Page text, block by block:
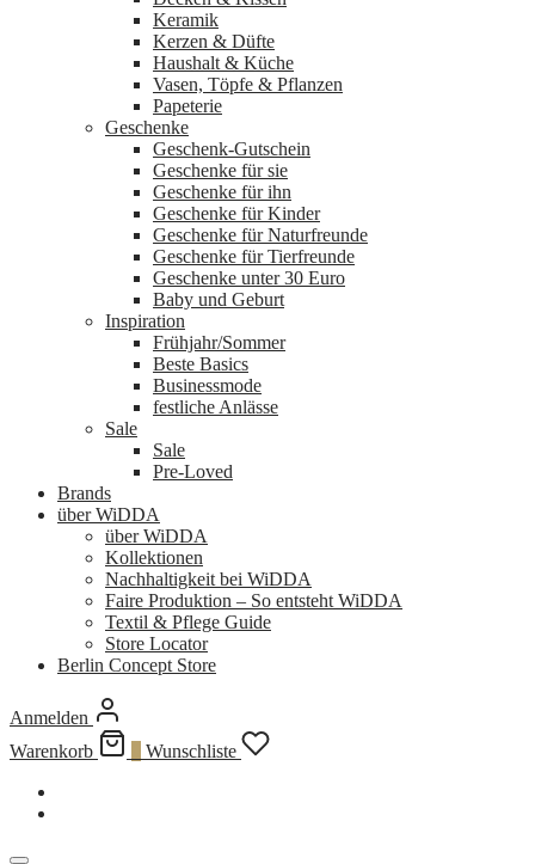
Keramik
Kerzen & Düfte
Haushalt & Küche
Vasen, Töpfe & Pflanzen
Papeterie
Geschenke
Geschenk-Gutschein
Geschenke für sie
Geschenke für ihn
Geschenke für Kinder
Geschenke für Naturfreunde
Geschenke für Tierfreunde
Geschenke unter 30 Euro
Baby und Geburt
Inspiration
Frühjahr/Sommer
Beste Basics
Businessmode
festliche Anlässe
Sale
Sale
Pre-Loved
Brands
über WiDDA
über WiDDA
Kollektionen
Nachhaltigkeit bei WiDDA
Faire Produktion – So entsteht WiDDA
Textil & Pflege Guide
Store Locator
Berlin Concept Store
Anmelden
Warenkorb
Wunschliste